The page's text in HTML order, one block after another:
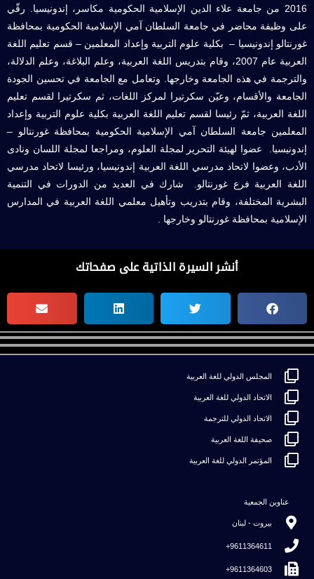
2016 من جامعة علاء الدين الإسلامية الحكومية مكاسر، إندونيسيا. رقّي
على وظيفة محاضر في جامعة السلطان آمي الإسلامية الحكومية بمحافظة
غورنتالو إندونيسيا – بكلية علوم التربية وإعداد المعلمين – قسم تعليم اللغة
العربية عام 2007، وقام بتدريس اللغة العربية، وعلم البلاغة، وعلم الدلالة،
والترجمة في هذه الجامعة وخارجها. وتعامل مع الجامعة في تحسين الجودة
الجامعة والأقسام، وعيّن سكرتيرا لمركز اللغات، ثم سكرتيرا لقسم تعليم
اللغة العربية، ثمّ رئيسا لقسم تعليم اللغة العربية بكلية علوم التربية وإعداد
المعلمين جامعة السلطان آمي الإسلامية الحكومية بمحافظة غورنتالو –
إندونيسيا. عضوا لهيئة التحرير لمجلة العلوم، ومراجعا لمجلة اللسان ونادى
الأدب، وعضوا لاتحاد مدرسي اللغة العربية إندونيسيا، ورئيسا لاتحاد مدرسي
اللغة العربية فرع غورنتالو. شارك في العديد من الدورات في التنمية
البشرية المختلفة، وقام بتدريب وتأهيل معلمي اللغة العربية في المدارس
الإسلامية بمحافظة غورنتالو وخارجها .
أنشر السيرة الذاتية على صفحاتك
المجلس الدولي للغة العربية
الاتحاد الدولي للغة العربية
الاتحاد الدولي للترجمة
صحيفة اللغة العربية
المؤتمر الدولي للغة العربية
عناوين الجمعية
بيروت - لبنان
9611364611+
9611364603+